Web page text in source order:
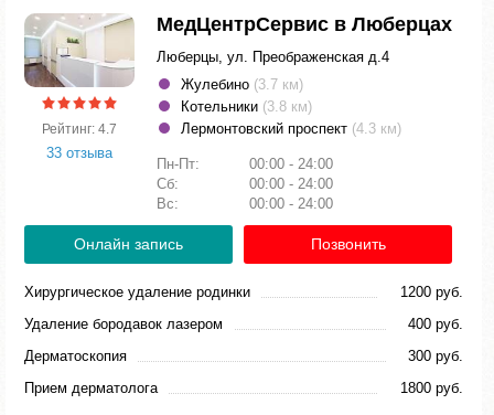
Рейтинг: 4.7
33 отзыва
МедЦентрСервис в Люберцах
Люберцы, ул. Преображенская д.4
Жулебино (3.7 км)
Котельники (3.8 км)
Лермонтовский проспект (4.3 км)
Пн-Пт:
00:00 - 24:00
Сб:
00:00 - 24:00
Вс:
00:00 - 24:00
Онлайн запись Позвонить
Хирургическое удаление родинки
1200 руб.
Удаление бородавок лазером
400 руб.
Дерматоскопия
300 руб.
Прием дерматолога
1800 руб.